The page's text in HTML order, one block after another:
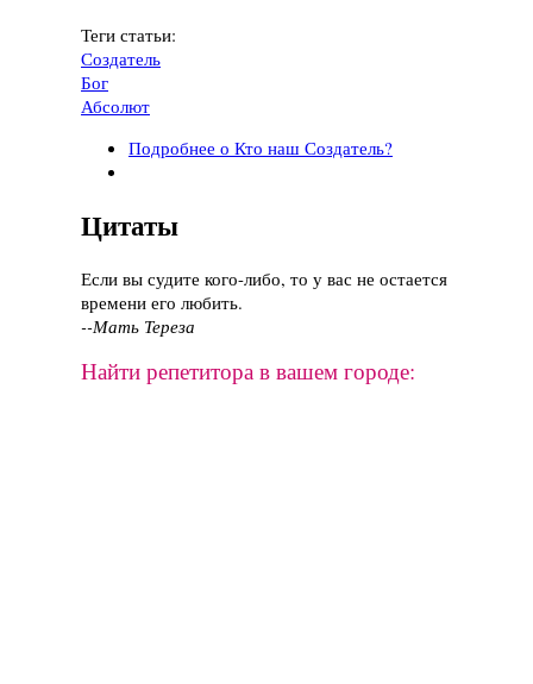
Теги статьи:
Создатель
Бог
Абсолют
Подробнее о Кто наш Создатель?
Цитаты
Если вы судите кого-либо, то у вас не остается
времени его любить.
--Мать Тереза
Найти репетитора в вашем городе: